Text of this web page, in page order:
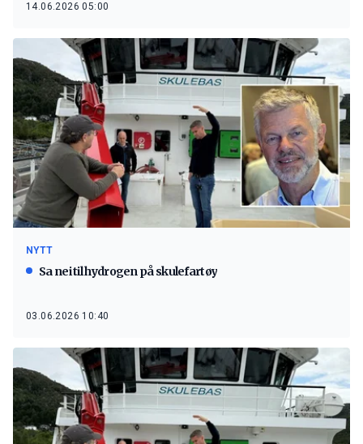
14.06.2026 05:00
NYTT
Sa nei til hydrogen på skulefartøy
03.06.2026 10:40